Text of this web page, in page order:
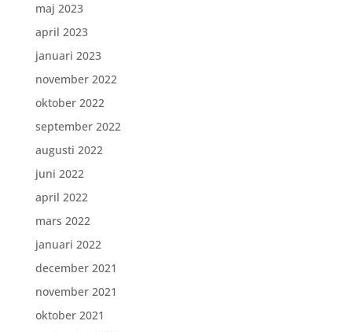
maj 2023
april 2023
januari 2023
november 2022
oktober 2022
september 2022
augusti 2022
juni 2022
april 2022
mars 2022
januari 2022
december 2021
november 2021
oktober 2021